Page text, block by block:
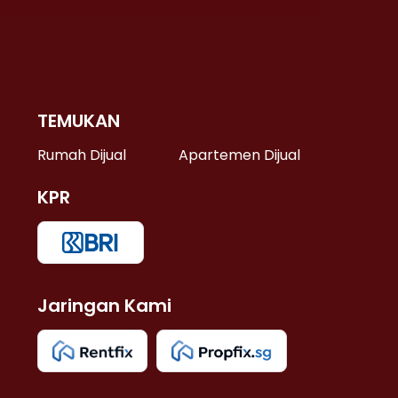
TEMUKAN
Rumah Dijual Apartemen Dijual
KPR
Jaringan Kami